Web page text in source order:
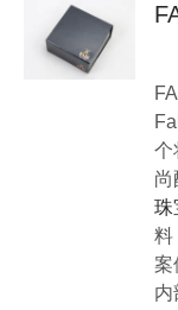
个
尚
珠
料
案
内